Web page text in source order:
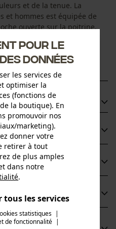
et de la tenue. La
et hommes est équipée de
ouverte sur la poitrine.
aux genoux, cette salopette
aux ...
avec poches rembourrées
d'artisan, avec une poche
pour couteau.
compartiment supplémentaire
du produit (PDF)
pour le
données
les services de
optimiser la
(fonctions de
la boutique). En
promouvoir nos
marketing).
donner votre
retirer à tout
de plus amples
dans notre
.
tous les services
statistiques |
de fonctionnalité |
Veuillez